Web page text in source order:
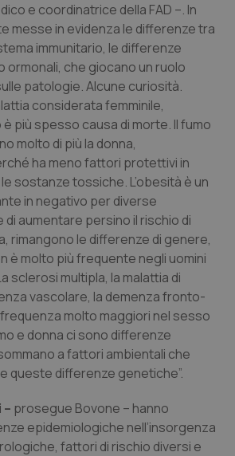
Nutrizione
& impianti
e coordinatrice della FAD –. In
messe in evidenza le differenze tra
immunitario, le differenze
ormonali, che giocano un ruolo
patologie. Alcune curiosità.
considerata femminile,
è più spesso causa di morte. Il fumo
molto di più la donna,
ha meno fattori protettivi in
sostanze tossiche. L’obesità è un
in negativo per diverse
aumentare persino il rischio di
rimangono le differenze di genere,
è molto più frequente negli uomini
sclerosi multipla, la malattia di
vascolare, la demenza fronto-
molto maggiori nel sesso
e donna ci sono differenze
a fattori ambientali che
queste differenze genetiche”.
prosegue Bovone – hanno
epidemiologiche nell’insorgenza
fattori di rischio diversi e